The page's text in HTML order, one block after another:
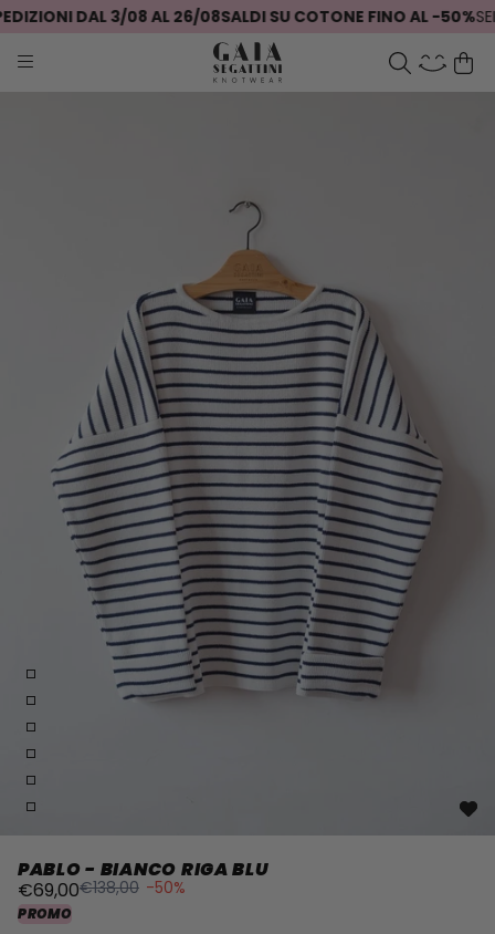
DAL 3/08 AL 26/08SALDI SU COTONE FINO AL -50%SEI
PABLO - BIANCO RIGA BLU
€69,00€138,00 -50%
PROMO